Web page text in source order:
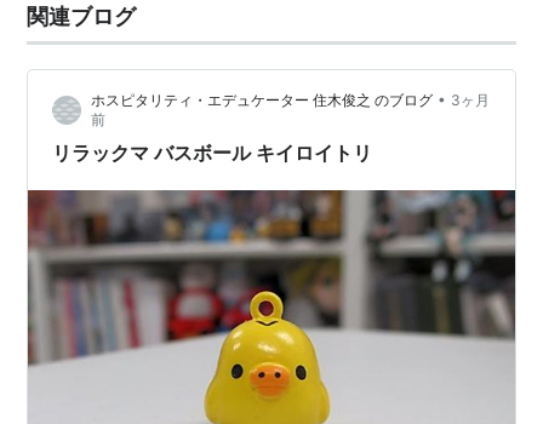
⇒リラックマ
⇒コリラックマ
関連ブログ
ホスピタリティ・エデュケーター 住木俊之 のブログ • 3ヶ月
前
リラックマ バスボール キイロイトリ